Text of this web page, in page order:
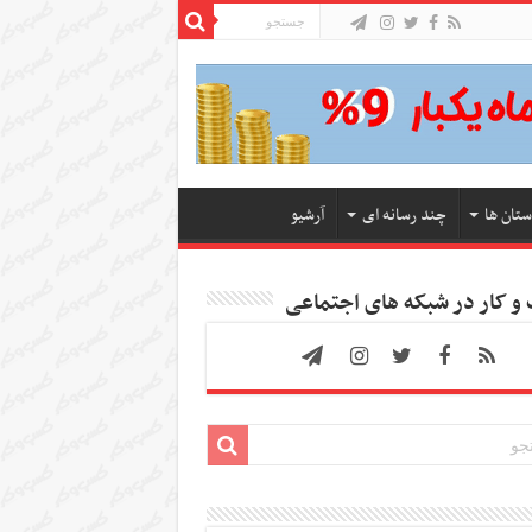
ها چند رسانه ای آرشیو
کار در شبکه های اجتماعی